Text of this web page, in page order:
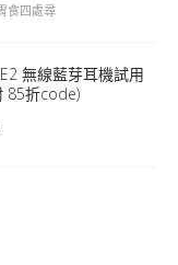
食四處尋
無線藍芽耳機試用
85折code)